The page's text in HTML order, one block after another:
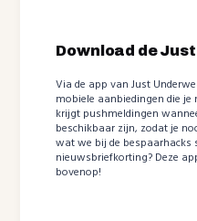
Download de
Via de app van Just
mobiele aanbiedingen die je
krijgt pushmeldingen
beschikbaar zijn, zodat je
wat we bij de bespaarhacks
nieuwsbriefkorting? Deze
bovenop!